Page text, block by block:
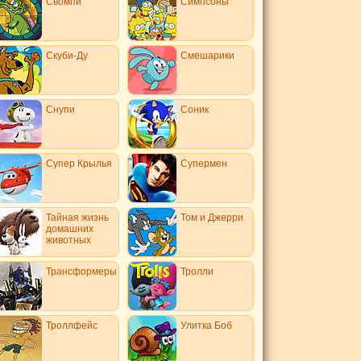
Скуби-Ду Смешарики
Снупи Соник
Супер Крылья Супермен
Тайная жизнь
домашних
животных
Том и Джерри
Трансформеры Тролли
Троллфейс Улитка Боб